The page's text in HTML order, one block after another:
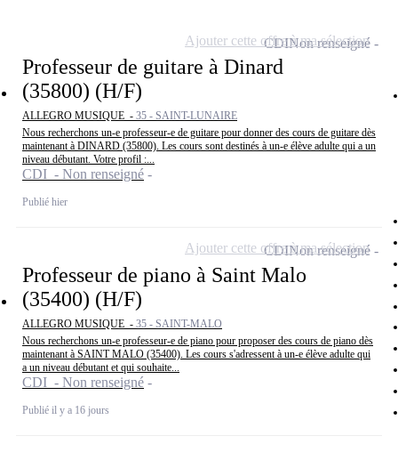
Professeur de guitare à Dinard
(35800) (H/F)
ALLEGRO MUSIQUE - 35 - SAINT-LUNAIRE
Nous recherchons un-e professeur-e de guitare pour donner des cours de guitare dès
maintenant à DINARD (35800). Les cours sont destinés à un-e élève adulte qui a un
niveau débutant. Votre profil :...
CDI - Non renseigné
Publié hier
CDINon renseigné
Ajouter cette offre à ma sélection
Professeur de piano à Saint Malo
(35400) (H/F)
ALLEGRO MUSIQUE - 35 - SAINT-MALO
Nous recherchons un-e professeur-e de piano pour proposer des cours de piano dès
maintenant à SAINT MALO (35400). Les cours s'adressent à un-e élève adulte qui
a un niveau débutant et qui souhaite...
CDI - Non renseigné
Publié il y a 16 jours
CDINon renseigné
Ajouter cette offre à ma sélection